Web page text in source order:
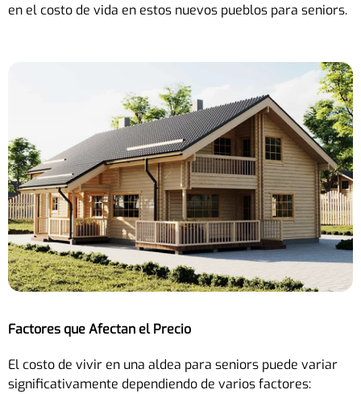
en el costo de vida en estos nuevos pueblos para seniors.
Factores que Afectan el Precio
El costo de vivir en una aldea para seniors puede variar
significativamente dependiendo de varios factores: